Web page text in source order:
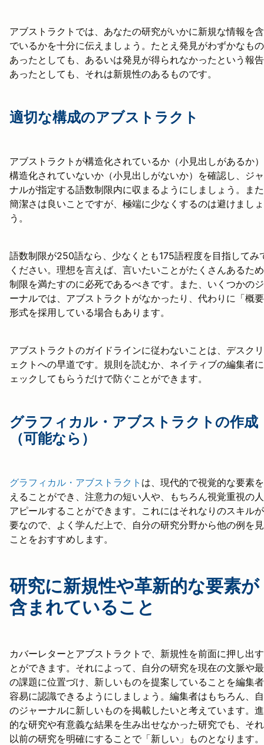
アブストラクトでは、あなたの研究がいかに新規な情報を
でいるかを十分に伝えましょう。たとえ発見がわずかなも
あったとしても、あるいは発見が得られなかったという報
あったとしても、それは新規性のあるものです。
適切な構成のアブストラクト
アブストラクトが構造化されているか（小見出しがあるか
構造化されていないか（小見出しがないか）を確認し、ジ
ナルが指定する語数制限内に収まるようにしましょう。ま
簡潔さは良いことですが、極端に少なくするのは避けましょ
う。
語数制限が250語なら、少なくとも175語程度を目指してみ
ください。理想を言えば、言いたいことがたくさんあるた
制限を満たすのに必死であるべきです。また、いくつかの
ーナルでは、アブストラクトがなかったり、代わりに「概
形式を採用している場合もあります。
アブストラクトのガイドラインに従わないことは、デスク
ェクトへの早道です。規則を読むか、ネイティブの編集者
ェックしてもらうだけで防ぐことができます。
グラフィカル・アブストラクトの作成
（可能なら）
グラフィカル・アブストラクト は、現代的で視覚的な要素
えることができ、注意力の短い人や、もちろん視覚重視の
アピールすることができます。これにはそれなりのスキル
要なので、よく学んだ上で、自分の研究分野から他の例を
ことをおすすめします。
研究に新規性や革新的な要素が
含まれていること
カバーレターとアブストラクトで、新規性を前面に押し出
とができます。それによって、自分の研究を現在の文脈や
の課題に位置づけ、新しいものを提案していることを編集
容易に認識できるようにしましょう。編集者はもちろん、
のジャーナルに新しいものを掲載したいと考えています。
的な研究や有意義な結果を生み出せなかった研究でも、そ
以前の研究を明確にすることで「新しい」ものとなります。